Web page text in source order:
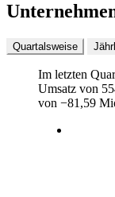
Quartalsweise
Im letzten
Umsatz von
von −81,59